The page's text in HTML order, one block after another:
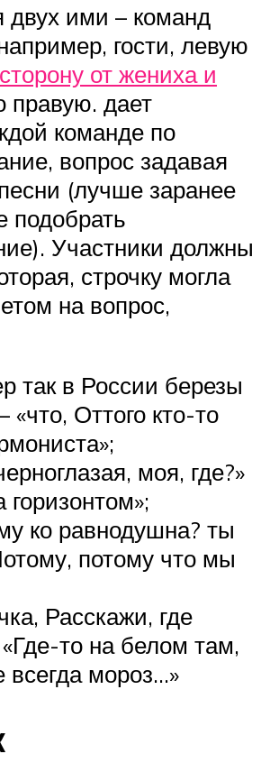
двух ими – команд
гости, левую
сторону от жениха и
правую. дает
команде по
вопрос задавая
(лучше заранее
подобрать
Участники должны
строчку могла
на вопрос,
так в России березы
«что, Оттого кто-то
моя, где?»
горизонтом»;
ко равнодушна? ты
потому что мы
Расскажи, где
то на белом там,
всегда мороз…»